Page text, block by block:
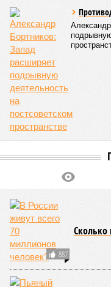
887
Сколько